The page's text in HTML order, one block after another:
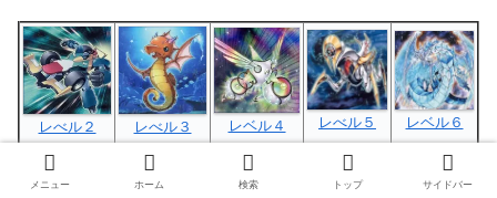
レべル２ レべル３ レベル４ レべル５ レベル６
メニュー ホーム 検索 トップ サイドバー